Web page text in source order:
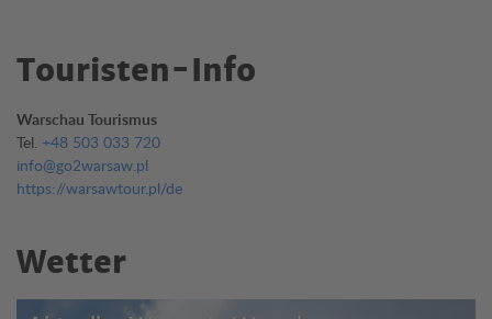
Touristen-Info
Warschau Tourismus
Tel. +48 503 033 720
info@go2warsaw.pl
https://warsawtour.pl/de
Wetter